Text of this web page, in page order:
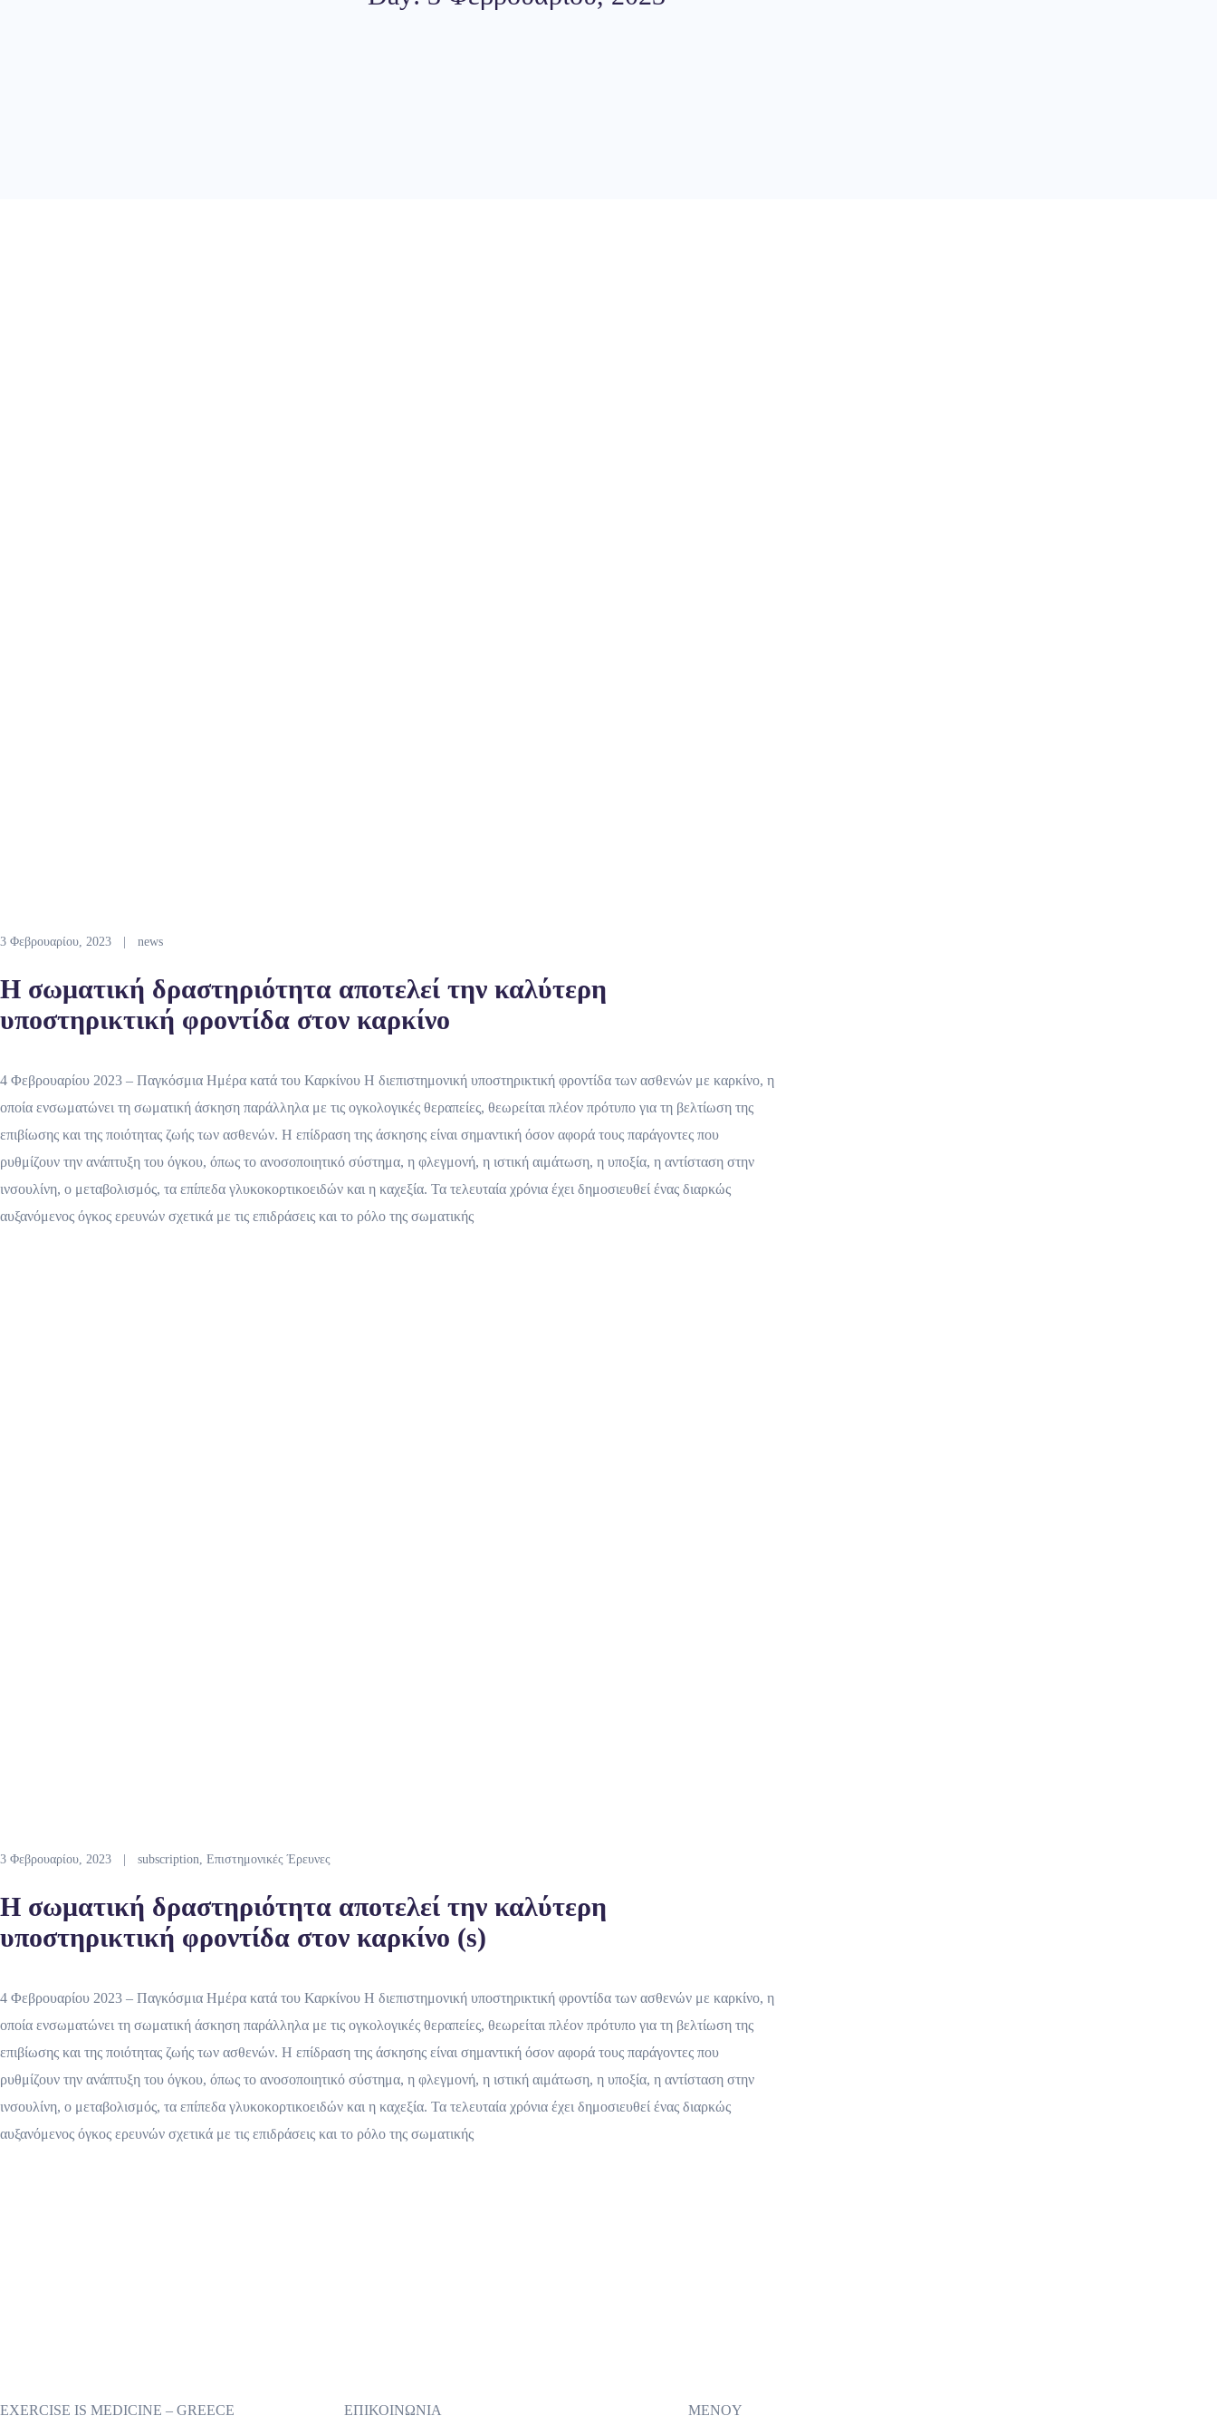
3 Φεβρουαρίου, 2023 news
Η σωματική δραστηριότητα αποτελεί την καλύτερη
υποστηρικτική φροντίδα στον καρκίνο
4 Φεβρουαρίου 2023 – Παγκόσμια Ημέρα κατά του Καρκίνου Η διεπιστημονική υποστηρικτική φροντίδα των ασθενών με καρκίνο, η
οποία ενσωματώνει τη σωματική άσκηση παράλληλα με τις ογκολογικές θεραπείες, θεωρείται πλέον πρότυπο για τη βελτίωση της
επιβίωσης και της ποιότητας ζωής των ασθενών. Η επίδραση της άσκησης είναι σημαντική όσον αφορά τους παράγοντες που
ρυθμίζουν την ανάπτυξη του όγκου, όπως το ανοσοποιητικό σύστημα, η φλεγμονή, η ιστική αιμάτωση, η υποξία, η αντίσταση στην
ινσουλίνη, ο μεταβολισμός, τα επίπεδα γλυκοκορτικοειδών και η καχεξία. Τα τελευταία χρόνια έχει δημοσιευθεί ένας διαρκώς
αυξανόμενος όγκος ερευνών σχετικά με τις επιδράσεις και το ρόλο της σωματικής
3 Φεβρουαρίου, 2023 subscription, Επιστημονικές Έρευνες
Η σωματική δραστηριότητα αποτελεί την καλύτερη
υποστηρικτική φροντίδα στον καρκίνο (s)
4 Φεβρουαρίου 2023 – Παγκόσμια Ημέρα κατά του Καρκίνου Η διεπιστημονική υποστηρικτική φροντίδα των ασθενών με καρκίνο, η
οποία ενσωματώνει τη σωματική άσκηση παράλληλα με τις ογκολογικές θεραπείες, θεωρείται πλέον πρότυπο για τη βελτίωση της
επιβίωσης και της ποιότητας ζωής των ασθενών. Η επίδραση της άσκησης είναι σημαντική όσον αφορά τους παράγοντες που
ρυθμίζουν την ανάπτυξη του όγκου, όπως το ανοσοποιητικό σύστημα, η φλεγμονή, η ιστική αιμάτωση, η υποξία, η αντίσταση στην
ινσουλίνη, ο μεταβολισμός, τα επίπεδα γλυκοκορτικοειδών και η καχεξία. Τα τελευταία χρόνια έχει δημοσιευθεί ένας διαρκώς
αυξανόμενος όγκος ερευνών σχετικά με τις επιδράσεις και το ρόλο της σωματικής
EXERCISE IS MEDICINE – GREECE ΕΠΙΚΟΙΝΩΝΙΑ MENOY